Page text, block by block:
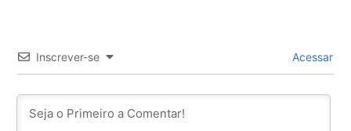
Inscrever-se Acessar